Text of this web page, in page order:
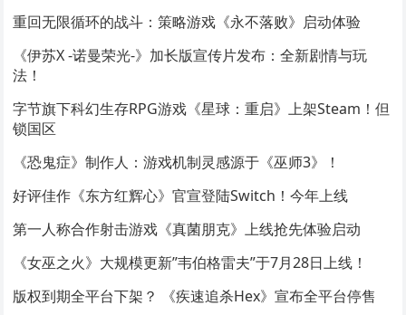
重回无限循环的战斗：策略游戏《永不落败》启动体验
《伊苏X -诺曼荣光-》加长版宣传片发布：全新剧情与玩
法！
字节旗下科幻生存RPG游戏《星球：重启》上架Steam！但
锁国区
《恐鬼症》制作人：游戏机制灵感源于《巫师3》！
好评佳作《东方红辉心》官宣登陆Switch！今年上线
第一人称合作射击游戏《真菌朋克》上线抢先体验启动
《女巫之火》大规模更新”韦伯格雷夫”于7月28日上线！
版权到期全平台下架？ 《疾速追杀Hex》宣布全平台停售